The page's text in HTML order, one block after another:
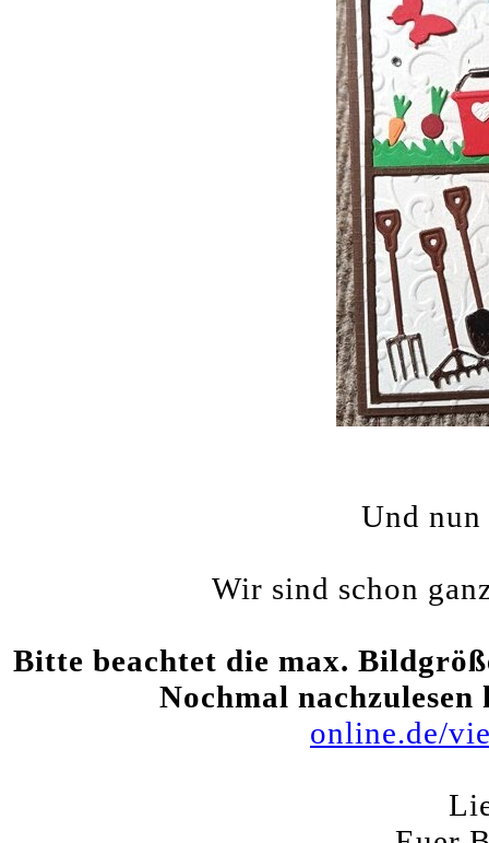
Und
Wir sind schon
Bitte beachtet die max.
Nochmal nachzulesen
online.de/